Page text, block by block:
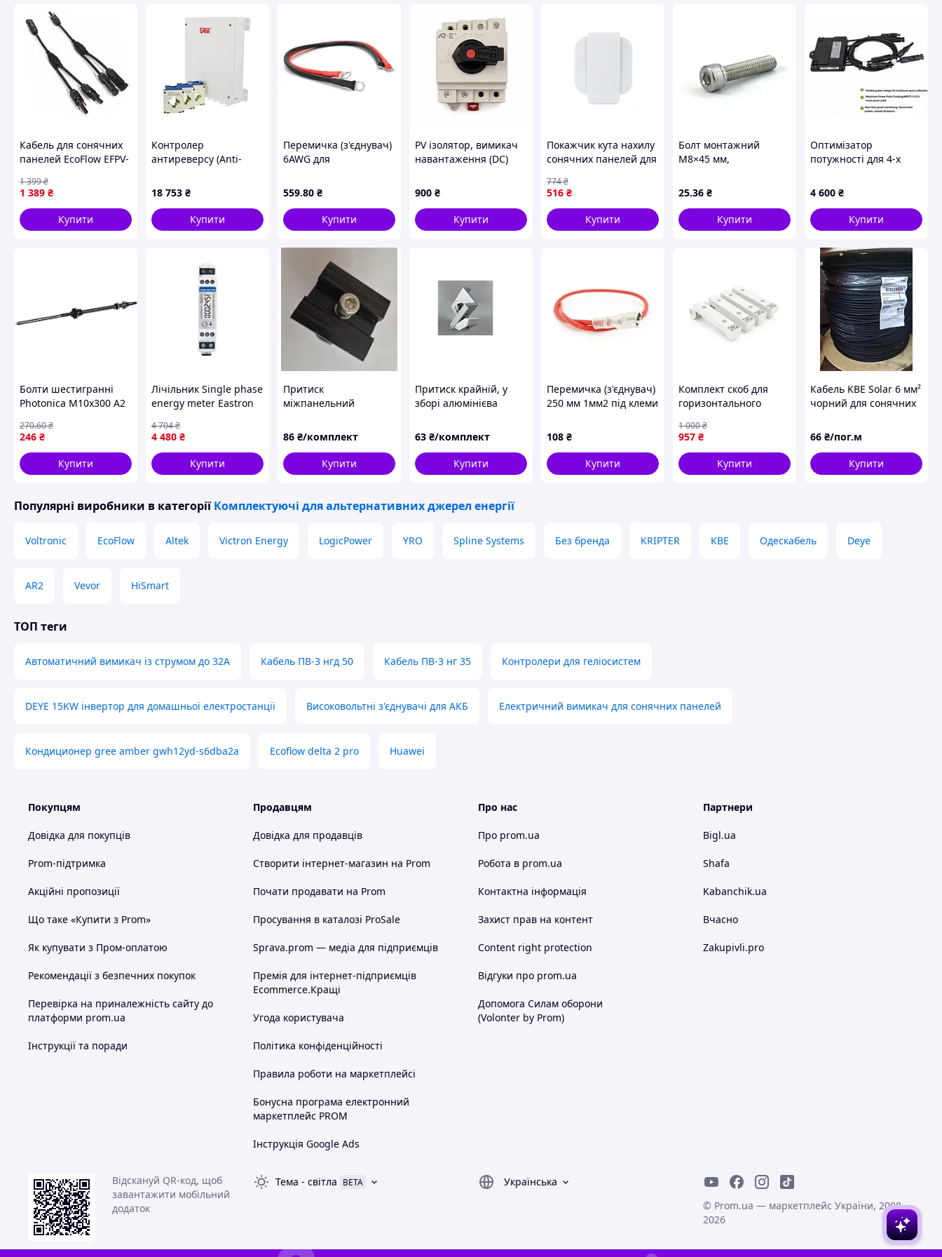
підприємств у всьому світі.
Блок резервного копіювання Huawei використовується у системі фотоелектричних установок на даху
житлового будинку для керування станом інвертора, підключеним до мережі або відключеним від мережі.
Коли мережа виходить з ладу, інвертор переключається в автономний стан і подає живлення на
навантаження на мережу в резервному режимі. Коли мережа відновлюється, інвертор знову переходить у
стан, пов'язаний з мережею. Блок резервного копіювання Huawei працює як з LG Chem HV, так і з новими
акумуляторними модулями Huawei LUNA 2000. Коробка має номінальну резервну потужність 5 кВт, що більш
ніж достатньо для основних навантажень.
Кабель для сонячних
панелей EcoFlow EFPV-
Solar MC4 Parallel
Connection Cable
1 389 ₴
1 399₴
Купити
Контролер
антиреверсу (Anti-
Box)
18 753 ₴
Купити
Перемичка (з'єднувач)
6AWG для
ціна за комплект
559.80 ₴
Купити
PV ізолятор, вимикач
навантаження (DC)
4P 16A 800V
900 ₴
Купити
Покажчик кута нахилу
сонячних панелей для
вироблення енергії 0-
40° з кліпсою FLAME
516 ₴
774₴
Купити
Болт монтажний
M8×45 мм,
AR2-HB45
25.36 ₴
Купити
Оптимізатор
потужності для 4-х
HoneyBee 650W PV
MPPT 12V-75V
4 600 ₴
Купити
Болти шестигранні
Photonica М10х300 А2
246 ₴
270.60₴
Купити
Лічільник Single phase
energy meter Eastron
(ESCT-TA16 120A/40mA)
4 480 ₴
4 704₴
Купити
Притиск
міжпанельний
зборі оцинкована
система (для модулів
30-35 мм)
86 ₴/комплект
Купити
Притиск крайній, у
зборі алюмінієва
модулів 35 мм)
63 ₴/комплект
Купити
Перемичка (з'єднувач)
250 мм 1мм2 під клеми
червона, ціна за
штуку
108 ₴
Купити
Комплект скоб для
горизонтального
FLA48100UG1
957 ₴
1 000₴
Купити
Кабель KBE Solar 6 мм²
чорний для сонячних
фотоелектричних
систем
66 ₴/пог.м
Купити
Популярні виробники в категорії Комплектуючі для альтернативних джерел енергії
Voltronic EcoFlow Altek Victron Energy LogicPower YRO Spline Systems Без бренда KRIPTER KBE Одескабель Deye
AR2 Vevor HiSmart
ТОП теги
Автоматичний вимикач із струмом до 32A Кабель ПВ-3 нгд 50 Кабель ПВ-3 нг 35 Контролери для геліосистем
DEYE 15KW інвертор для домашньої електростанції Високовольтні з'єднувачі для АКБ Електричний вимикач для сонячних панелей
Кондиционер gree amber gwh12yd-s6dba2a Ecoflow delta 2 pro Huawei
Покупцям
Довідка для покупців
Prom-підтримка
Акційні пропозиції
Що таке «Купити з Prom»
Як купувати з Пром-оплатою
Рекомендації з безпечних покупок
Перевірка на приналежність сайту до
платформи prom.ua
Інструкції та поради
Продавцям
Довідка для продавців
Створити інтернет-магазин на Prom
Почати продавати на Prom
Просування в каталозі ProSale
Sprava.prom — медіа для підприємців
Премія для інтернет-підприємців
Ecommerce.Кращі
Угода користувача
Політика конфіденційності
Правила роботи на маркетплейсі
Бонусна програма електронний
маркетплейс PROM
Інструкція Google Ads
Про нас
Про prom.ua
Робота в prom.ua
Контактна інформація
Захист прав на контент
Content right protection
Відгуки про prom.ua
Допомога Силам оборони
(Volonter by Prom)
Партнери
Bigl.ua
Shafa
Kabanchik.ua
Вчасно
Zakupivli.pro
Відскануй QR-код, щоб
завантажити мобільний
додаток
Тема - світла BETA
Українська
© Prom.ua — маркетплейс України, 2008-
2026